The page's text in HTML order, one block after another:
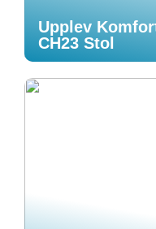
Upplev
CH23 Stol